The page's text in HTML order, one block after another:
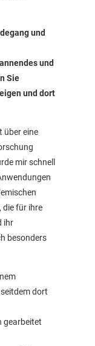
und
und
Sie
und dort
über eine
mir schnell
die für ihre
ihr
besonders
dort
gearbeitet